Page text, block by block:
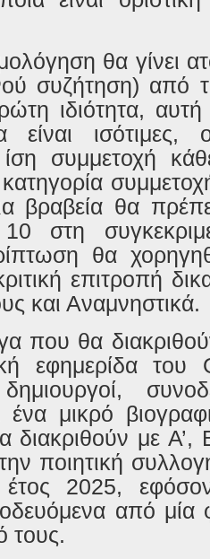
θα γίνει
συζήτηση) από
ιδιότητα,
είναι
ίση συμμετοχή
κατηγορία
βραβεία θα
στη
θα
επιτροπή
και Αναμνηστικά.
που θα
εφημερίδα
μικρό
με Α’,
ποιητική
2025,
από μία
τους.